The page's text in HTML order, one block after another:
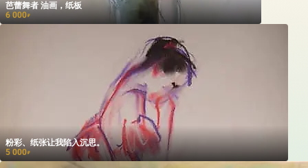
芭蕾舞者 油画，纸板
6 000₽
粉彩、纸张让我陷入沉思。
5 000₽